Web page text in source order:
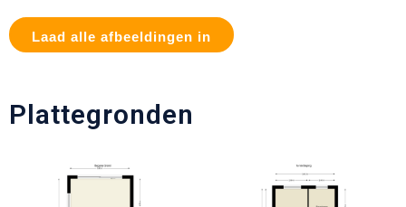
Laad alle afbeeldingen in
Plattegronden